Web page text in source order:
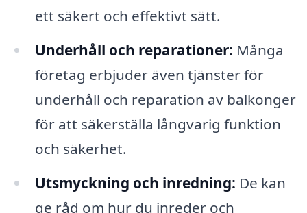
ett säkert och effektivt sätt.
Underhåll och reparationer: Många
företag erbjuder även tjänster för
underhåll och reparation av balkonger
för att säkerställa långvarig funktion
och säkerhet.
Utsmyckning och inredning: De kan
ge råd om hur du inreder och